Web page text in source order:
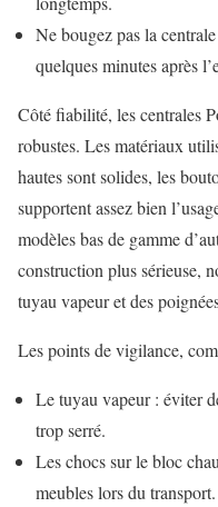
Ne bougez pas la
quelques minutes après
Côté fiabilité, les centrales
robustes. Les matériaux
hautes sont solides, les
supportent assez bien
modèles bas de gamme
construction plus sérieuse,
tuyau vapeur et des
Les points de vigilance,
Le tuyau vapeur : éviter
trop serré.
Les chocs sur le bloc
meubles lors du transport.